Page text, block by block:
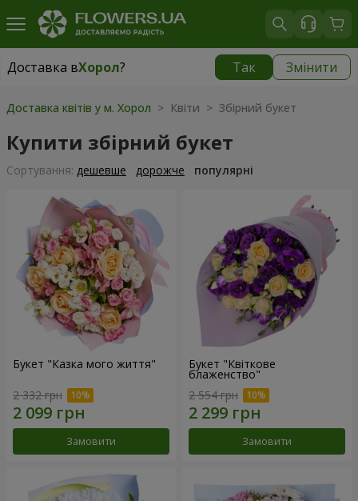
Доставка вХорол? Так Змінити
Доставка вХорол|
Доставка квітів у м. Хорол > Квіти > Збірний букет
Купити збірний букет
Сортування: дешевше дорожче популярні
Букет "Казка мого життя"
2 332 грн
Замовити
Букет "Квіткове
блаженство"
2 554 грн
Замовити